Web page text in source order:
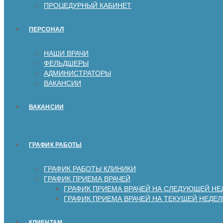
ПРОЦЕДУРНЫЙ КАБИНЕТ
ПЕРСОНАЛ
НАШИ ВРАЧИ
ФЕЛЬДШЕРЫ
АДМИНИСТРАТОРЫ
ВАКАНСИИ
ВАКАНСИИ
ГРАФИК РАБОТЫ
ГРАФИК РАБОТЫ КЛИНИКИ
ГРАФИК ПРИЕМА ВРАЧЕЙ
ГРАФИК ПРИЕМА ВРАЧЕЙ НА СЛЕДУЮЩЕЙ
ГРАФИК ПРИЕМА ВРАЧЕЙ НА ТЕКУЩЕЙ